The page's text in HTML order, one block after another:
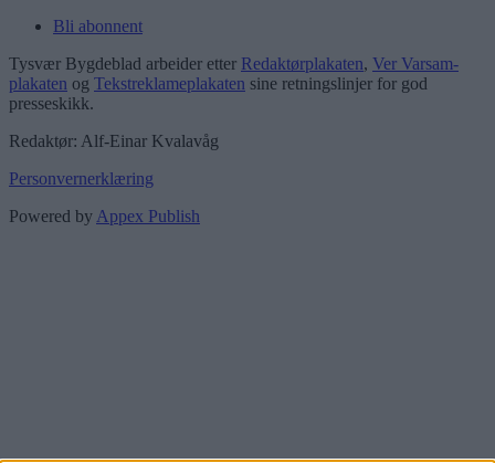
Bli abonnent
Tysvær Bygdeblad arbeider etter Redaktørplakaten, Ver Varsam-
plakaten og Tekstreklameplakaten sine retningslinjer for god
presseskikk.
Redaktør: Alf-Einar Kvalavåg
Personvernerklæring
Powered byAppex Publish